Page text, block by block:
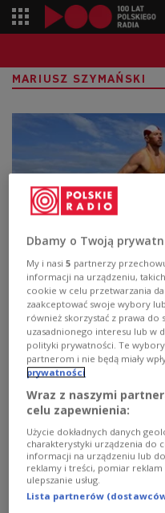
MARIUSZ SZYMAŃSKI
Rozgrzewka w
Mistrzostwach
Morskim?
- Kąpieliska w
najbliższe dwa dni
rywalizowała w
Morskiem w ośmiu
"Spike" Piotrowicz,
Czekają na nich
Zobacz więcej na temat:
Mistrzostwa Polski w
Krzysztof Piotrowicz Irek
ratownik wodny
Dbamy o Twoją
My i nasi5 partnerzy
informacji na urządzeniu,
cookie w celu przetwarzania
zaakceptować swoje wybory
również skorzystać z prawa do
uzasadnionego interesu lub w
polityki prywatności. Te
partnerom i nie będą miały
prywatności
Wraz z naszymi
celu zapewnienia:
Użycie dokładnych danych
charakterystyki urządzenia do
informacji na urządzeniu lub
reklamy i treści, pomiar
ulepszanie usług.
Lista partnerów